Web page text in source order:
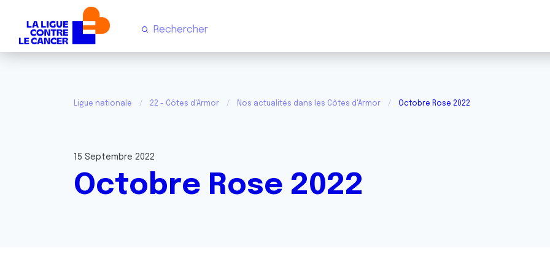
Ligue nationale 22 - Côtes d'Armor Nos actualités dans les Côtes d'Armor Octobre Rose 2022
15 Septembre 2022
Octobre Rose 2022